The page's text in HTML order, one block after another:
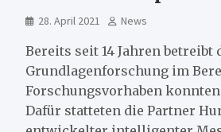
28. April 2021 News
Bereits seit 14 Jahren betreibt
Grundlagenforschung im
Forschungsvorhaben
Dafür statteten die Partner